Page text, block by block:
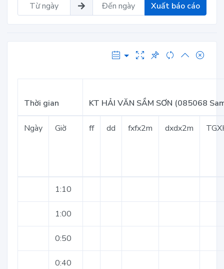
Xuất báo cáo
Thời gian KT HẢI VĂN SẦM SƠN (085068
Ngày Giờ ff dd fxfx2m dxdx2m
1:10
1:00
0:50
0:40